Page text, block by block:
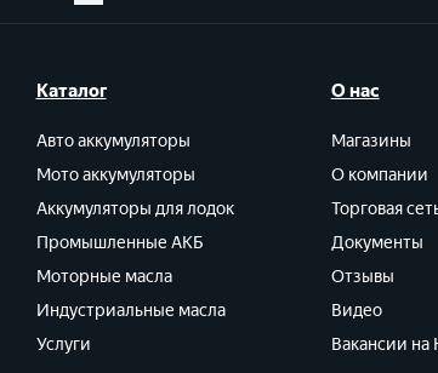
Каталог
Авто аккумуляторы
Мото аккумуляторы
Аккумуляторы для лодок
Промышленные АКБ
Моторные масла
Индустриальные масла
Услуги
О нас
Магазины
О компании
Торговая
Документы
Отзывы
Видео
Вакансии на